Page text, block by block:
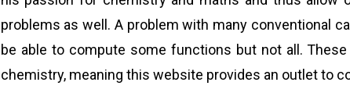
problems as well. A problem with many conventional
be able to compute some functions but not all.
chemistry, meaning this website provides an outlet to